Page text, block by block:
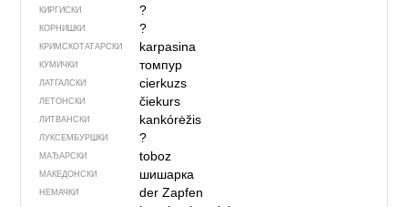
КИРГИСКИ ?
КОРНИШКИ ?
КРИМСКОТАТАРСКИ karpasina
КУМИЧКИ томпур
ЛАТГАЛСКИ cierkuzs
ЛЕТОНСКИ čiekurs
ЛИТВАНСКИ kankórėžis
ЛУКСЕМБУРШКИ ?
МАЂАРСКИ toboz
МАКЕДОНСКИ шишарка
НЕМАЧКИ der Zapfen